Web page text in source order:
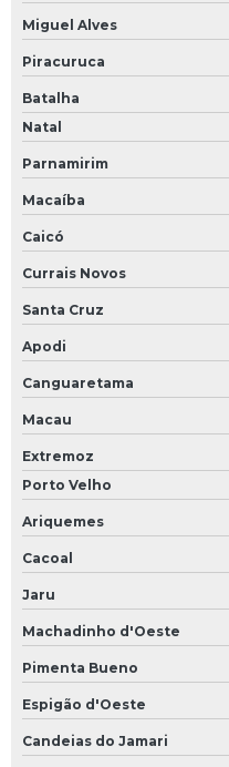
Miguel Alves
Piracuruca
Batalha
Natal
Parnamirim
Macaíba
Caicó
Currais Novos
Santa Cruz
Apodi
Canguaretama
Macau
Extremoz
Porto Velho
Ariquemes
Cacoal
Jaru
Machadinho d'Oeste
Pimenta Bueno
Espigão d'Oeste
Candeias do Jamari